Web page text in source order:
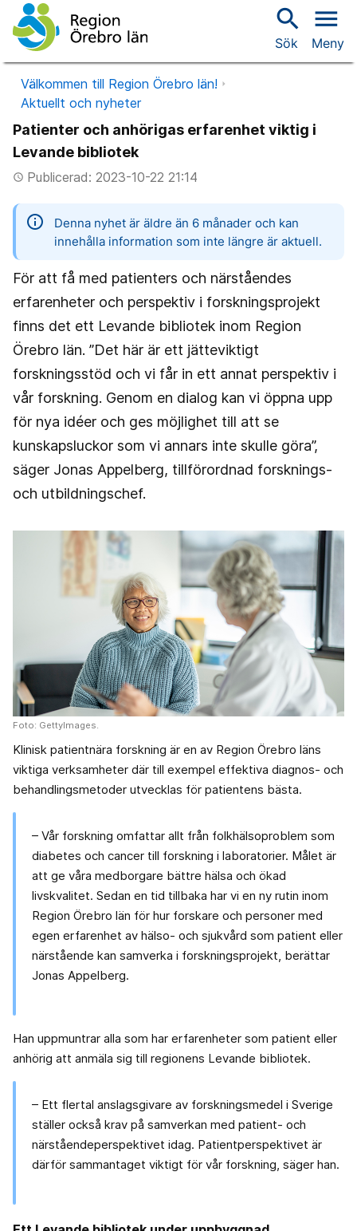
search
Sök
menu
Meny
Välkommen till Region Örebro län!
Aktuellt och nyheter
Patienter och anhörigas erfarenhet viktig i
Levande bibliotek
access_timePublicerad: 2023-10-22 21:14
information
Denna nyhet är äldre än 6 månader och kan
innehålla information som inte längre är aktuell.
För att få med patienters och närståendes
erfarenheter och perspektiv i forskningsprojekt
finns det ett Levande bibliotek inom Region
Örebro län. ”Det här är ett jätteviktigt
forskningsstöd och vi får in ett annat perspektiv i
vår forskning. Genom en dialog kan vi öppna upp
för nya idéer och ges möjlighet till att se
kunskapsluckor som vi annars inte skulle göra”,
säger Jonas Appelberg, tillförordnad forsknings-
och utbildningschef.
Foto: GettyImages.
Klinisk patientnära forskning är en av Region Örebro läns
viktiga verksamheter där till exempel effektiva diagnos- och
behandlingsmetoder utvecklas för patientens bästa.
– Vår forskning omfattar allt från folkhälsoproblem som
diabetes och cancer till forskning i laboratorier. Målet är
att ge våra medborgare bättre hälsa och ökad
livskvalitet. Sedan en tid tillbaka har vi en ny rutin inom
Region Örebro län för hur forskare och personer med
egen erfarenhet av hälso- och sjukvård som patient eller
närstående kan samverka i forskningsprojekt, berättar
Jonas Appelberg.
Han uppmuntrar alla som har erfarenheter som patient eller
anhörig att anmäla sig till regionens Levande bibliotek.
– Ett flertal anslagsgivare av forskningsmedel i Sverige
ställer också krav på samverkan med patient- och
närståendeperspektivet idag. Patientperspektivet är
därför sammantaget viktigt för vår forskning, säger han.